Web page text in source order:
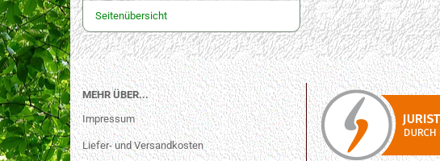
Seitenübersicht
MEHR ÜBER...
Impressum
Liefer- und Versandkosten